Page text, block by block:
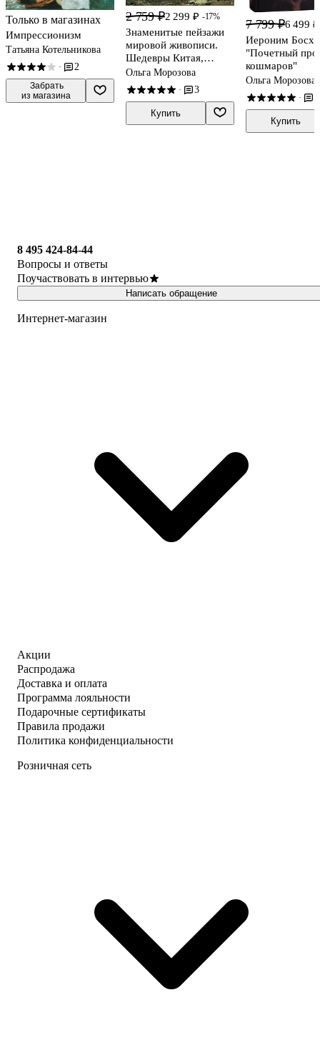
Только в магазинах
Импрессионизм
Татьяна Котельникова
· 2
Забрать
из магазина
2 759 ₽2 299 ₽ -17%
Знаменитые пейзажи
мировой живописи.
Шедевры Китая,
Японии, Европы,
России, Америки
Ольга Морозова
· 3
Купить
7 799 ₽6 499 ₽
Иероним Босх
"Почетный
кошмаров"
Ольга Морозова
·
Купить
8 495 424-84-44
Вопросы и ответы
Поучаствовать в интервью
Написать обращение
Интернет-магазин
Акции
Распродажа
Доставка и оплата
Программа лояльности
Подарочные сертификаты
Правила продажи
Политика конфиденциальности
Розничная сеть